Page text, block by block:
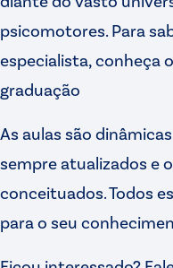
psicomotores. Para
especialista, conheça
graduação
As aulas são
sempre atualizados e
conceituados. Todos
para o seu